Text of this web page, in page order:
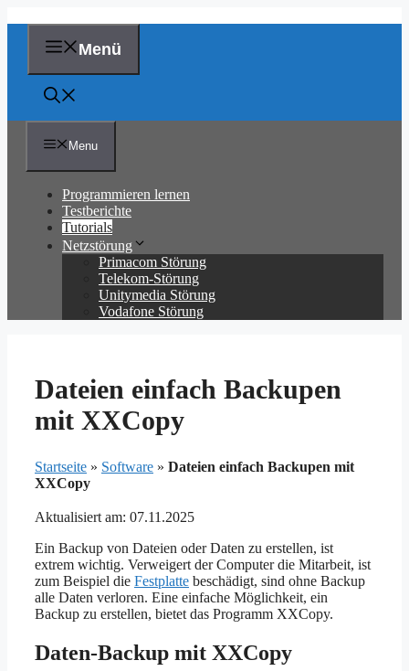
Inhalt
springen
Menü
Menu
Programmieren lernen
Testberichte
Tutorials
Netzstörung
Primacom Störung
Telekom-Störung
Unitymedia Störung
Vodafone Störung
Dateien einfach Backupen
mit XXCopy
Startseite » Software » Dateien einfach Backupen mit
XXCopy
Aktualisiert am: 07.11.2025
Ein Backup von Dateien oder Daten zu erstellen, ist
extrem wichtig. Verweigert der Computer die Mitarbeit, ist
zum Beispiel die Festplatte beschädigt, sind ohne Backup
alle Daten verloren. Eine einfache Möglichkeit, ein
Backup zu erstellen, bietet das Programm XXCopy.
Daten-Backup mit XXCopy